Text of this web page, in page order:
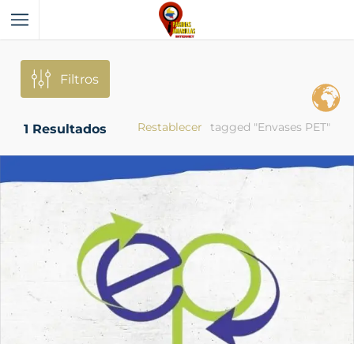
Filtros
1 Resultados tagged "Envases PET"
Restablecer